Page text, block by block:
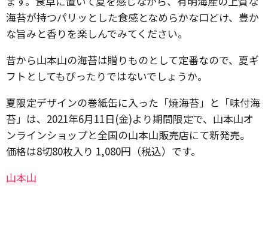
海苔が持つパリッとした食感となめらかな口どけ、豊か
な旨みと香りを楽しんでみてください。
昔から山本山の海苔は贈りものとして定番なので、夏ギ
フトとしてもぴったりではないでしょうか。
夏限定デザインの巻紙缶に入った「焼海苔」と「味付海
苔」は、2021年6月11日(金)より期間限定で、山本山オ
ンラインショップと全国の山本山販売店にて新発売。
価格は8切80枚入り 1,080円（税込）です。
山本山